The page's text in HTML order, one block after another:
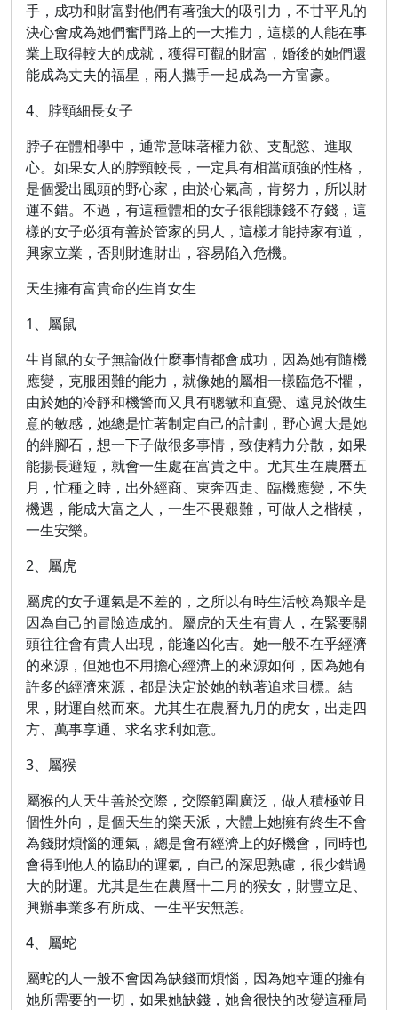
手，成功和財富對他們有著強大的吸引力，不甘平凡的
決心會成為她們奮鬥路上的一大推力，這樣的人能在事
業上取得較大的成就，獲得可觀的財富，婚後的她們還
能成為丈夫的福星，兩人攜手一起成為一方富豪。
4、脖頸細長女子
脖子在體相學中，通常意味著權力欲、支配慾、進取
心。如果女人的脖頸較長，一定具有相當頑強的性格，
是個愛出風頭的野心家，由於心氣高，肯努力，所以財
運不錯。不過，有這種體相的女子很能賺錢不存錢，這
樣的女子必須有善於管家的男人，這樣才能持家有道，
興家立業，否則財進財出，容易陷入危機。
天生擁有富貴命的生肖女生
1、屬鼠
生肖鼠的女子無論做什麼事情都會成功，因為她有隨機
應變，克服困難的能力，就像她的屬相一樣臨危不懼，
由於她的冷靜和機警而又具有聰敏和直覺、遠見於做生
意的敏感，她總是忙著制定自己的計劃，野心過大是她
的絆腳石，想一下子做很多事情，致使精力分散，如果
能揚長避短，就會一生處在富貴之中。尤其生在農曆五
月，忙種之時，出外經商、東奔西走、臨機應變，不失
機遇，能成大富之人，一生不畏艱難，可做人之楷模，
一生安樂。
2、屬虎
屬虎的女子運氣是不差的，之所以有時生活較為艱辛是
因為自己的冒險造成的。屬虎的天生有貴人，在緊要關
頭往往會有貴人出現，能逢凶化吉。她一般不在乎經濟
的來源，但她也不用擔心經濟上的來源如何，因為她有
許多的經濟來源，都是決定於她的執著追求目標。結
果，財運自然而來。尤其生在農曆九月的虎女，出走四
方、萬事享通、求名求利如意。
3、屬猴
屬猴的人天生善於交際，交際範圍廣泛，做人積極並且
個性外向，是個天生的樂天派，大體上她擁有終生不會
為錢財煩惱的運氣，總是會有經濟上的好機會，同時也
會得到他人的協助的運氣，自己的深思熟慮，很少錯過
大的財運。尤其是生在農曆十二月的猴女，財豐立足、
興辦事業多有所成、一生平安無恙。
4、屬蛇
屬蛇的人一般不會因為缺錢而煩惱，因為她幸運的擁有
她所需要的一切，如果她缺錢，她會很快的改變這種局